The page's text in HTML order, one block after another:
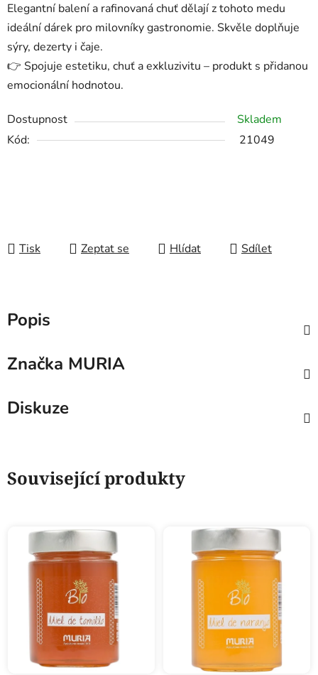
Elegantní balení a rafinovaná chuť dělají z tohoto medu
ideální dárek pro milovníky gastronomie. Skvěle doplňuje
sýry, dezerty i čaje.
👉 Spojuje estetiku, chuť a exkluzivitu – produkt s přidanou
emocionální hodnotou.
Dostupnost
Skladem
Kód:
21049
Tisk Zeptat se Hlídat Sdílet
Popis
Značka MURIA
Diskuze
Související produkty